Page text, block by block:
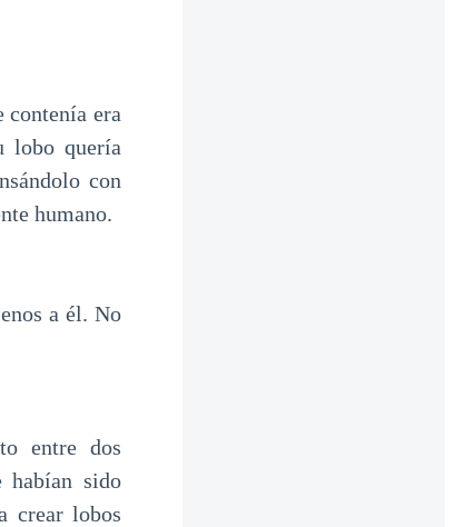
contenía era
lobo quería
con
humano.
a él. No
entre dos
habían sido
crear lobos